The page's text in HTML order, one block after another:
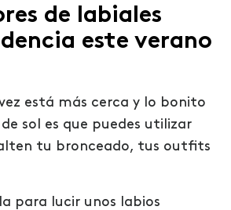
de labiales
este verano
está más cerca y lo bonito
sol es que puedes utilizar
tu bronceado, tus outfits
para lucir unos labios